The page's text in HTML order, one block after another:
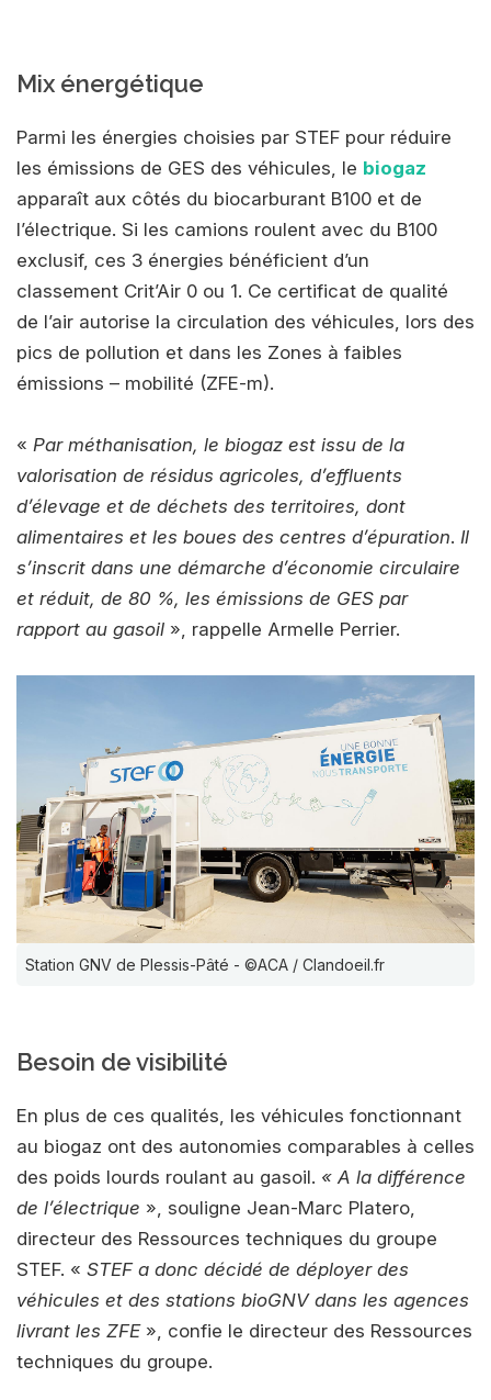
Mix énergétique
Parmi les énergies choisies par STEF pour réduire
les émissions de GES des véhicules, le biogaz
apparaît aux côtés du biocarburant B100 et de
l’électrique. Si les camions roulent avec du B100
exclusif, ces 3 énergies bénéficient d’un
classement Crit’Air 0 ou 1. Ce certificat de qualité
de l’air autorise la circulation des véhicules, lors des
pics de pollution et dans les Zones à faibles
émissions – mobilité (ZFE-m).
« Par méthanisation, le biogaz est issu de la
valorisation de résidus agricoles, d’effluents
d’élevage et de déchets des territoires, dont
alimentaires et les boues des centres d’épuration. Il
s’inscrit dans une démarche d’économie circulaire
et réduit, de 80 %, les émissions de GES par
rapport au gasoil », rappelle Armelle Perrier.
Station GNV de Plessis-Pâté - ©ACA / Clandoeil.fr
Besoin de visibilité
En plus de ces qualités, les véhicules fonctionnant
au biogaz ont des autonomies comparables à celles
des poids lourds roulant au gasoil. « A la différence
de l’électrique », souligne Jean-Marc Platero,
directeur des Ressources techniques du groupe
STEF. « STEF a donc décidé de déployer des
véhicules et des stations bioGNV dans les agences
livrant les ZFE», confie le directeur des Ressources
techniques du groupe.